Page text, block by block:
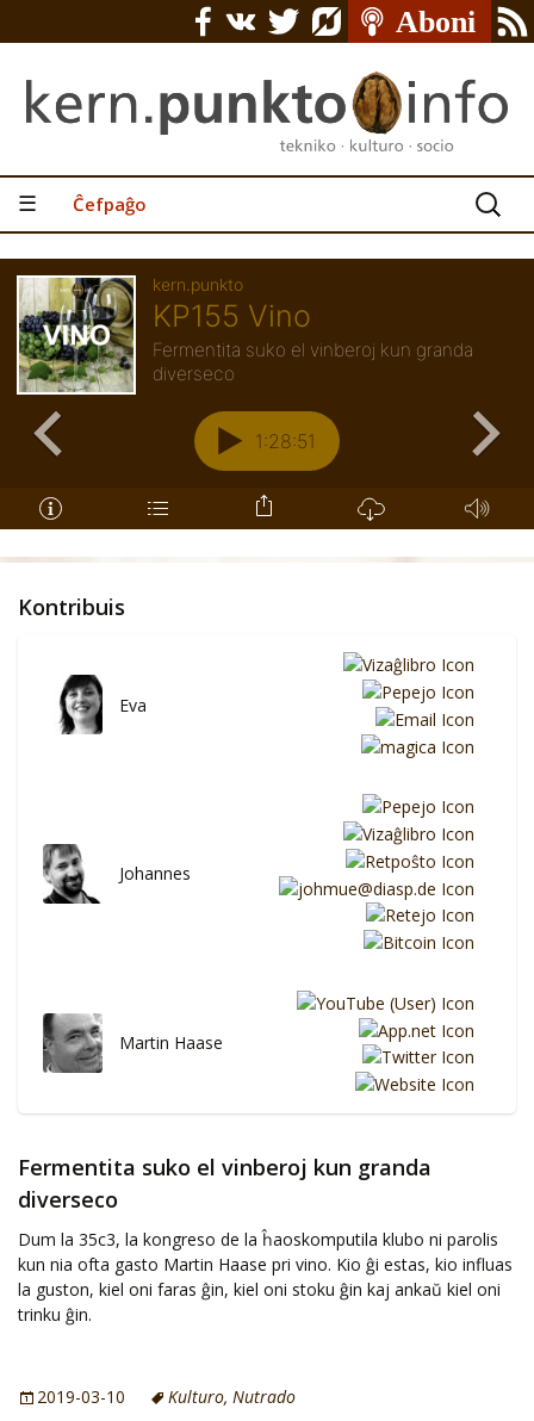
☰ Ĉefpaĝo
Serĉu:
Kontribuis
Eva
Johannes
Martin Haase
Fermentita suko el vinberoj kun granda
diverseco
Dum la 35c3, la kongreso de la ĥaoskomputila klubo ni parolis
kun nia ofta gasto Martin Haase pri vino. Kio ĝi estas, kio influas
la guston, kiel oni faras ĝin, kiel oni stoku ĝin kaj ankaŭ kiel oni
trinku ĝin.
2019-03-10 Kulturo, Nutrado